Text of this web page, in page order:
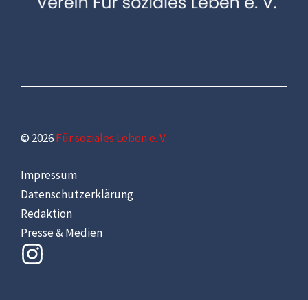
© 2026Für soziales Leben e. V.
Impressum
Datenschutzerklärung
Redaktion
Presse & Medien